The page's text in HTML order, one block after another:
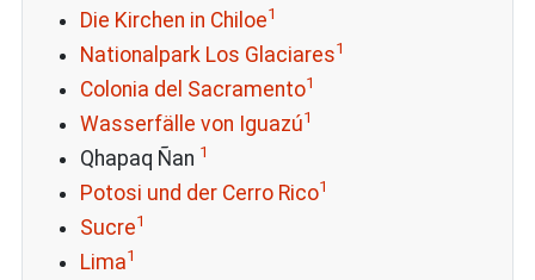
Die Kirchen in Chiloe1
Nationalpark Los Glaciares1
Colonia del Sacramento1
Wasserfälle von Iguazú1
Qhapaq Ñan 1
Potosi und der Cerro Rico1
Sucre1
Lima1